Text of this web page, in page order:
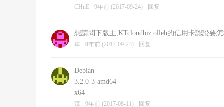
CHnE 9年前 (2017-09-24) 回复
想請問下版主,KTcloudbiz.olleh的信用卡認證要
車 9年前 (2017-09-23) 回复
Debian
3.2.0-3-amd64
x64
森 9年前 (2017-08-11) 回复